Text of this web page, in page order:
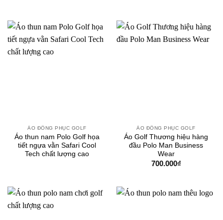
ÁO ĐỒNG PHỤC GOLF
Áo thun nam Polo Golf họa
tiết ngựa vằn Safari Cool
Tech chất lượng cao
ÁO ĐỒNG PHỤC GOLF
Áo Golf Thương hiệu hàng
đầu Polo Man Business
Wear
700.000₫